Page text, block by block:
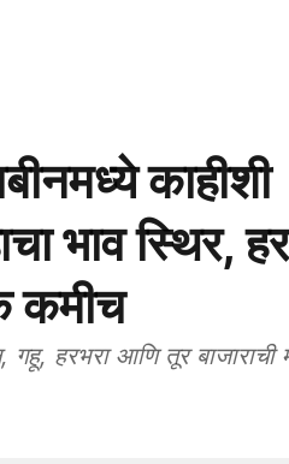
काहीशी
भाव स्थिर,
कमीच
आणि तूर बाजाराची